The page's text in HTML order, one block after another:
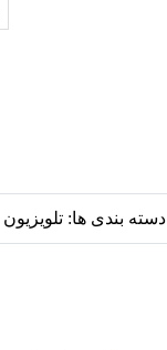
دسته بندی ها: تلویزیون